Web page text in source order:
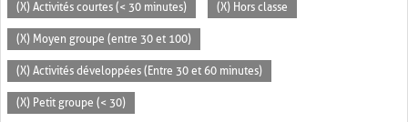
(X) Activités courtes (< 30 minutes) (X) Hors classe
(X) Moyen groupe (entre 30 et 100)
(X) Activités développées (Entre 30 et 60 minutes)
(X) Petit groupe (< 30)